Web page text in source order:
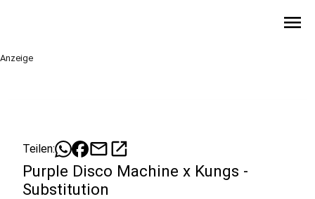
menu
Anzeige
Teilen: mailopen_in_new
Purple Disco Machine x Kungs -
Substitution